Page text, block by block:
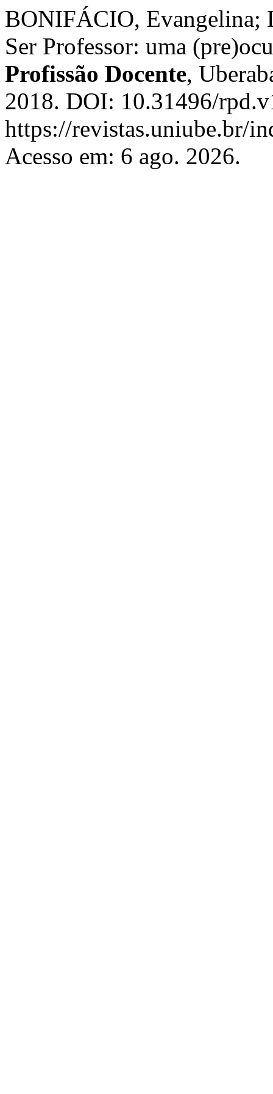
BONIFÁCIO, Evangelina;
Ser Professor: uma
Profissão Docente,
2018. DOI: 10.31496/
https://revistas.uniube.br/
Acesso em: 6 ago. 2026.